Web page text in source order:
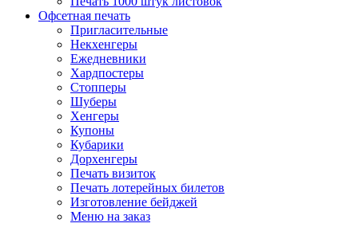
Офсетная печать
Пригласительные
Некхенгеры
Ежедневники
Хардпостеры
Стопперы
Шуберы
Хенгеры
Купоны
Кубарики
Дорхенгеры
Печать визиток
Печать лотерейных билетов
Изготовление бейджей
Меню на заказ